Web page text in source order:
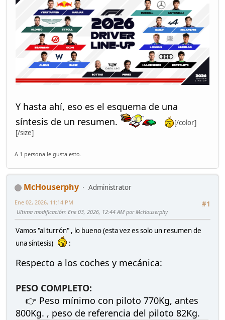
Y hasta ahí, eso es el esquema de una
síntesis de un resumen.
[/color]
[/size]
A 1 persona le gusta esto.
McHouserphy
Administrator
#1
Ene 02, 2026, 11:14 PM
Ultima modificación: Ene 03, 2026, 12:44 AM por McHouserphy
Vamos "al turrón" , lo bueno (esta vez es solo un resumen de
una síntesis)
:
Respecto a los coches y mecánica:
PESO COMPLETO:
👉 Peso mínimo con piloto 770Kg, antes
800Kg. , peso de referencia del piloto 82Kg.